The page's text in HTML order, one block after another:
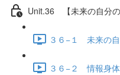
Unit.36 【未来の自分の
３６−１ 未来の
３６−２ 情報身